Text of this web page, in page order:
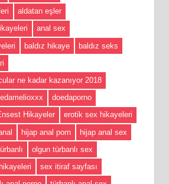
aldatan eşler
anal sex
baldız hikaye
baldız seks
ne kadar kazanıyor 2018
doedaporno
Hikayeler
erotik sex hikayeleri
hijap anal porn
hijap anal sex
olgun türbanlı sex
sex itiraf sayfası